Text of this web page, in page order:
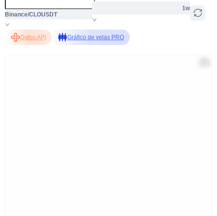
Binance/CLOUSDT
1w
Datos API Gráfico de velas PRO